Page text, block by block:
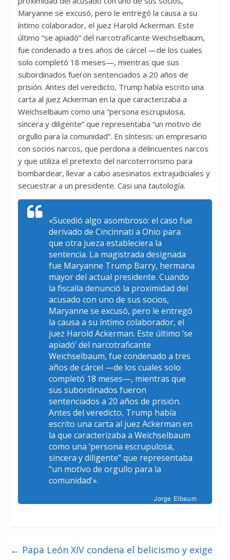
Maryanne se excusó, pero le entregó la causa a su
íntimo colaborador, el juez Harold Ackerman. Este
último “se apiadó” del narcotraficante Weichselbaum,
fue condenado a tres años de cárcel —de los cuales
solo completó 18 meses—, mientras que sus
subordinados fueron sentenciados a 20 años de
prisión. Antes del veredicto, Trump había escrito una
carta al juez Ackerman en la que caracterizaba a
Weichselbaum como una “persona escrupulosa,
sincera y diligente” que representaba “un motivo de
orgullo para la comunidad”. En síntesis: un empresario
con socios narcos, que perdona a delincuentes narcos
y que utiliza el pretexto del narcoterrorismo para
bombardear, llevar a cabo asesinatos extrajudiciales y
secuestrar a un presidente. Casi una tautología.
«Sucedió algo asombroso: el caso fue
derivado de Cincinnati a Ohio para
que otra jueza estableciera la
sentencia. La magistrada designada
fue Maryanne Trump Barry, hermana
mayor del actual presidente. Cuando
la fiscalía denunció la proximidad del
acusado con uno de sus socios,
Maryanne se excusó, pero le entregó
la causa a su íntimo colaborador, el
juez Harold Ackerman. Este último ‘se
apiadó’ del narcotraficante
Weichselbaum, fue condenado a tres
años de cárcel —de los cuales solo
completó 18 meses—, mientras que
sus subordinados fueron
sentenciados a 20 años de prisión.
Antes del veredicto, Trump había
escrito una carta al juez Ackerman en
la que caracterizaba a Weichselbaum
como una ‘persona escrupulosa,
sincera y diligente” que representaba
“un motivo de orgullo para la
comunidad'».
Jorge Elbaum
← Papa León XIV condena el belicismo y exige